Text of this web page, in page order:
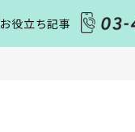
お役立ち記事